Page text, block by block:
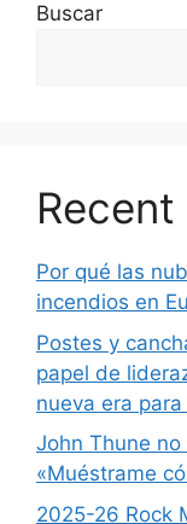
Buscar
Por qué las
incendios en
Postes y
papel de
nueva era
John Thune
«Muéstrame
2025-26 Rock